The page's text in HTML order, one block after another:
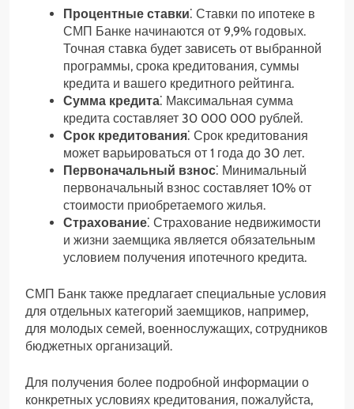
Процентные ставки⁚ Ставки по ипотеке в
СМП Банке начинаются от 9,9% годовых.
Точная ставка будет зависеть от выбранной
программы, срока кредитования, суммы
кредита и вашего кредитного рейтинга.
Сумма кредита⁚ Максимальная сумма
кредита составляет 30 000 000 рублей.
Срок кредитования⁚ Срок кредитования
может варьироваться от 1 года до 30 лет.
Первоначальный взнос⁚ Минимальный
первоначальный взнос составляет 10% от
стоимости приобретаемого жилья.
Страхование⁚ Страхование недвижимости
и жизни заемщика является обязательным
условием получения ипотечного кредита.
СМП Банк также предлагает специальные условия
для отдельных категорий заемщиков, например,
для молодых семей, военнослужащих, сотрудников
бюджетных организаций.
Для получения более подробной информации о
конкретных условиях кредитования, пожалуйста,